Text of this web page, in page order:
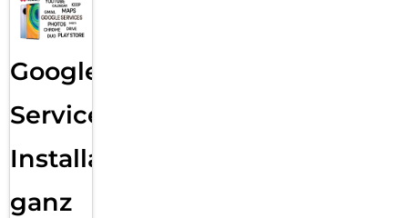
Google
Services
Installation
ganz